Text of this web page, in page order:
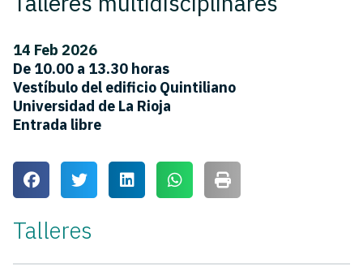
14 Feb 2026
De 10.00 a 13.30 horas
Vestíbulo del edificio Quintiliano
Universidad de La Rioja
Entrada libre
Talleres